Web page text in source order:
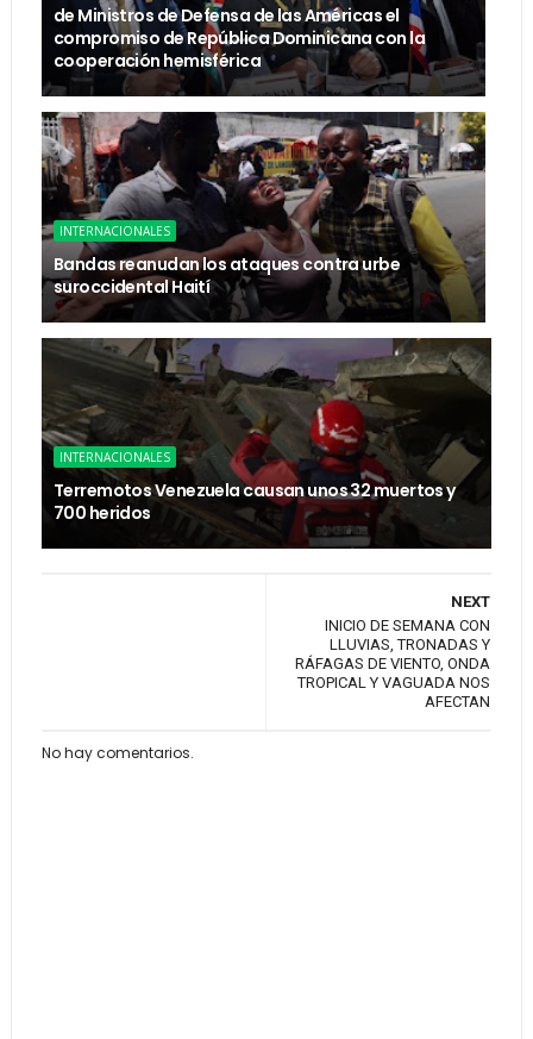
de Ministros de Defensa de las Américas el
compromiso de República Dominicana con la
cooperación hemisférica
INTERNACIONALES
Bandas reanudan los ataques contra urbe
suroccidental Haití
INTERNACIONALES
Terremotos Venezuela causan unos 32 muertos y
700 heridos
NEXT
INICIO DE SEMANA CON
LLUVIAS, TRONADAS Y
RÁFAGAS DE VIENTO, ONDA
TROPICAL Y VAGUADA NOS
AFECTAN
No hay comentarios.